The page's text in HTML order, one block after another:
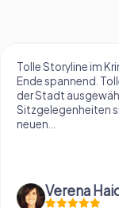
Tolle Storyline im
Ende spannend.
der Stadt
Sitzgelegenheiten
neuen...